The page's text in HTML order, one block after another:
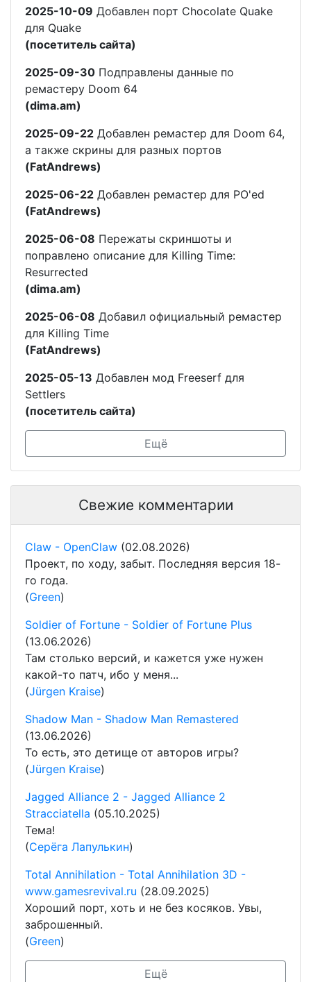
2025-10-09 Добавлен порт Chocolate Quake
для Quake
(посетитель сайта)
2025-09-30 Подправлены данные по
ремастеру Doom 64
(dima.am)
2025-09-22 Добавлен ремастер для Doom 64,
а также скрины для разных портов
(FatAndrews)
2025-06-22 Добавлен ремастер для PO'ed
(FatAndrews)
2025-06-08 Пережаты скриншоты и
поправлено описание для Killing Time:
Resurrected
(dima.am)
2025-06-08 Добавил официальный ремастер
для Killing Time
(FatAndrews)
2025-05-13 Добавлен мод Freeserf для
Settlers
(посетитель сайта)
Ещё
Свежие комментарии
Claw - OpenClaw (02.08.2026)
Проект, по ходу, забыт. Последняя версия 18-
го года.
(Green)
Soldier of Fortune - Soldier of Fortune Plus
(13.06.2026)
Там столько версий, и кажется уже нужен
какой-то патч, ибо у меня...
(Jürgen Kraise)
Shadow Man - Shadow Man Remastered
(13.06.2026)
То есть, это детище от авторов игры?
(Jürgen Kraise)
Jagged Alliance 2 - Jagged Alliance 2
Stracciatella (05.10.2025)
Тема!
(Серёга Лапулькин)
Total Annihilation - Total Annihilation 3D -
www.gamesrevival.ru (28.09.2025)
Хороший порт, хоть и не без косяков. Увы,
заброшенный.
(Green)
Ещё